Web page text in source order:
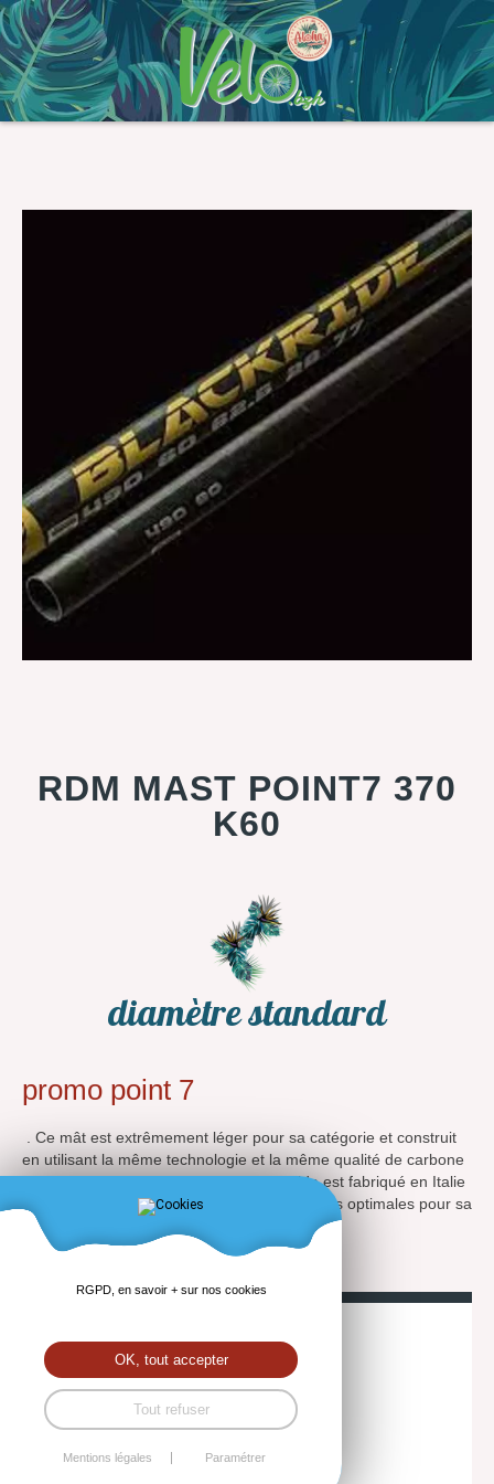
RDM MAST POINT7 370
K60
diamètre standard
promo point 7
. Ce mât est extrêmement léger pour sa catégorie et construit
en utilisant la même technologie et la même qualité de carbone
que les mat haut de gamme. Le BlackRide est fabriqué en Italie
pour garantir une qualité et des performances optimales pour sa
catégorie.
272,00 €
320,00€ -15%
RGPD, en savoir + sur nos cookies
OK, tout accepter
Tout refuser
Mentions légales Paramétrer